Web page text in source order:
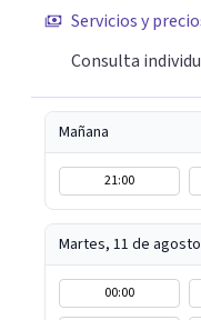
ellos: Abordaje
del fantasma y
escucharte.
Servicios y
Consulta
Mañana
21:00
Martes, 11 de agosto
00:00